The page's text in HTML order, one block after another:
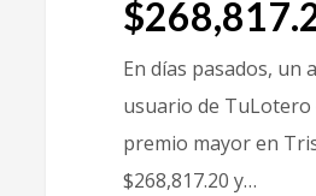
En días pasados, un
usuario de
premio mayor en
$268,817.20 y…